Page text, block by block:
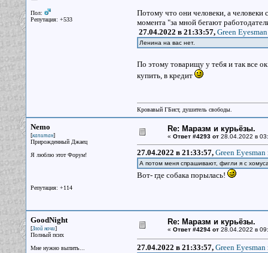
Пол:
Репутация: +533
Потому что они человеки, а человеки
момента "за мной бегают
27.04.2022 в 21:33:57, Green
Ленина на вас нет.
По этому товарищу у тебя и так все
купить, в кредит
Кровавый ГБист, душитель свободы.
Nemo
[капитан]
Прирожденный Джаец
Я люблю этот Форум!
Репутация: +114
Re: Маразм и курьёзы.
« Ответ #4293 от28.04.2022 в
27.04.2022 в 21:33:57, Green Eyesman
А потом меня спрашивают, фигли я с
Вот- где собака порылась!
GoodNight
[Злой ночи]
Полный псих
Мне нужно выпить...
Re: Маразм и курьёзы.
« Ответ #4294 от28.04.2022 в
27.04.2022 в 21:33:57, Green Eyesman